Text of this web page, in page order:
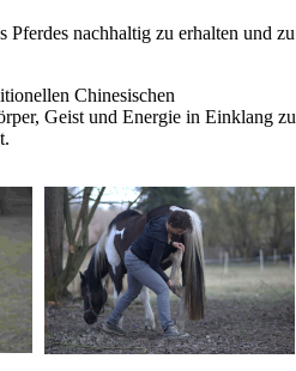
Pferdes nachhaltig zu erhalten und zu
Chinesischen
Geist und Energie in Einklang zu